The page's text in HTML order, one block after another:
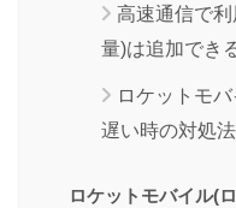
高速通信で
量)は追加でき
ロケットモ
遅い時の対処
ロケットモバイル(